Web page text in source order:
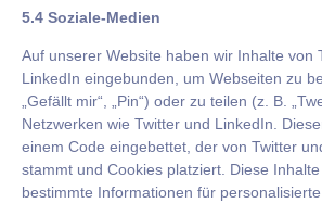
5.4 Soziale-Medien
Auf unserer Website haben wir Inhalte von
LinkedIn eingebunden, um Webseiten zu
„Gefällt mir“, „Pin“) oder zu teilen (z. B.
Netzwerken wie Twitter und LinkedIn.
einem Code eingebettet, der von Twitter
stammt und Cookies platziert. Diese
bestimmte Informationen für